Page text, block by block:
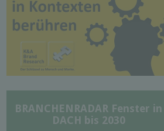
BRANCHENRADAR Fenster in
DACH bis 2030